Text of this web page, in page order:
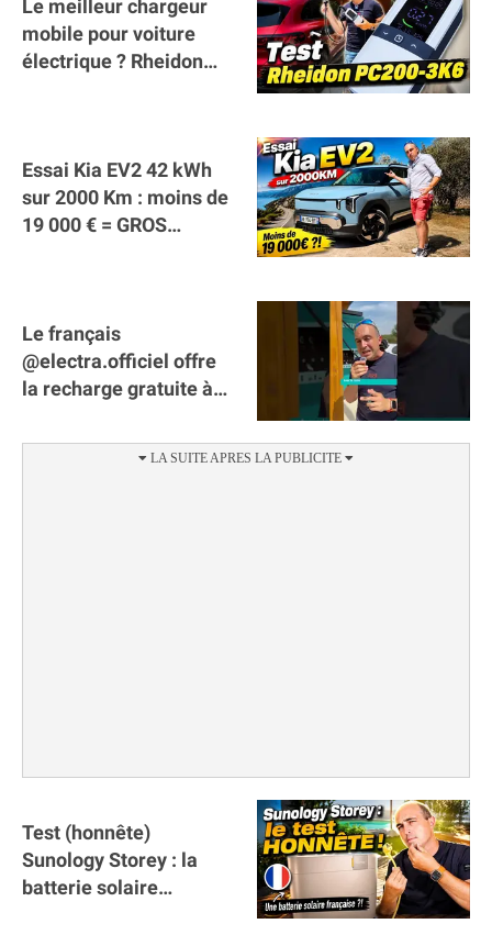
Le meilleur chargeur
mobile pour voiture
électrique ? Rheidon
Essai Kia EV2 42 kWh
sur 2000 Km : moins de
19 000 € = GROS
Le français
@electra.officiel offre
la recharge gratuite à
électriques de Gironde
Test (honnête)
Sunology Storey : la
batterie solaire